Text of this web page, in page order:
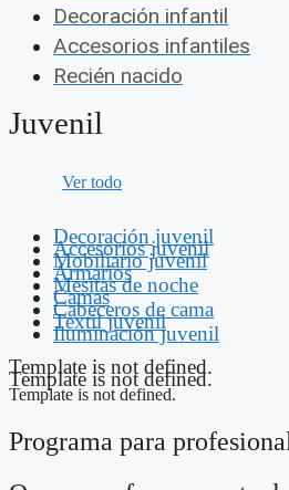
Decoración infantil
Accesorios infantiles
Recién nacido
Juvenil
Ver todo
Decoración juvenil
Accesorios juvenil
Mobiliario juvenil
Armarios
Mesitas de noche
Camas
Cabeceros de cama
Textil juvenil
Iluminación juvenil
Template is not defined.
Template is not defined.
Template is not defined.
Programa para